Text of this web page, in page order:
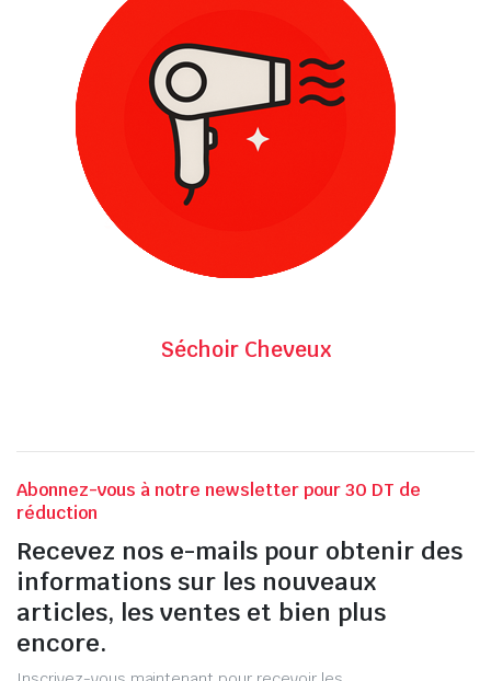
Séchoir Cheveux
Abonnez-vous à notre newsletter pour 30 DT de
réduction
Recevez nos e-mails pour obtenir des
informations sur les nouveaux
articles, les ventes et bien plus
encore.